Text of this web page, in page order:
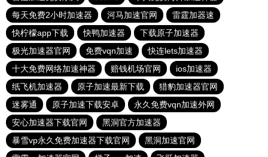
每天免费2小时加速器
河马加速官网
雷霆加器速
快柠檬app下载
快鸭加速器
下载原子加速器
极光加速器官网
免费vqn加速
快连lets加速器
十大免费网络加速神器
赔钱机场官网
ios加速器
纸飞机加速器
原子加速最新下载
猎豹加速器官网
迷雾通
原子加速下载安卓
永久免费vqn加速外网
安心加速器下载官网
黑洞官方加速器
暴雪vp永久免费加速器下载官网
黑洞加速官网